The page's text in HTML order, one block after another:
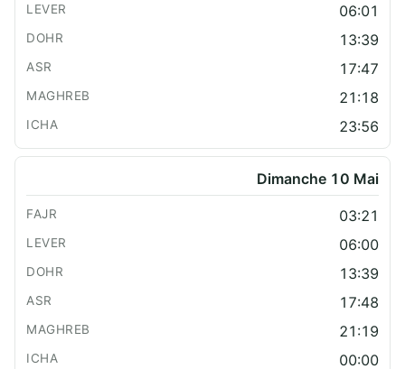
06:01
13:39
17:47
21:18
23:56
Dimanche 10 Mai
03:21
06:00
13:39
17:48
21:19
00:00